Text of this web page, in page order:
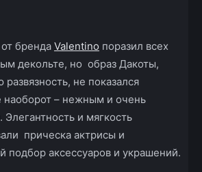
бренда Valentino поразил всех
декольте, но образ Дакоты,
не показался
наоборот – нежным и очень
и мягкость
прическа актрисы и
подбор аксессуаров и украшений.